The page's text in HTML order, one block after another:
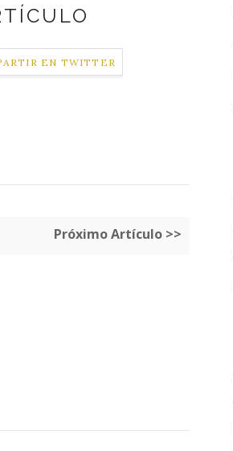
EN TWITTER
Próximo Artículo >>